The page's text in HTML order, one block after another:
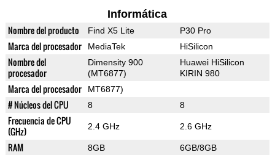
Informática
Nombre del producto Find X5 Lite P30 Pro
Marca del procesador MediaTek HiSilicon
Nombre del
procesador
Dimensity 900
(MT6877)
Huawei HiSilicon
KIRIN 980
Marca del procesador MT6877)
# Núcleos del CPU 8 8
Frecuencia de CPU
(GHz)
2.4 GHz 2.6 GHz
RAM 8GB 6GB/8GB